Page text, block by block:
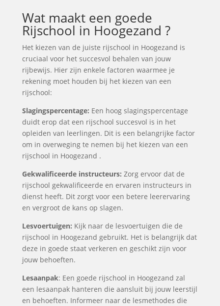
Wat maakt een goede
Rijschool in Hoogezand ?
Het kiezen van de juiste rijschool in Hoogezand is
cruciaal voor het succesvol behalen van jouw
rijbewijs. Hier zijn enkele factoren waarmee je
rekening moet houden bij het kiezen van een
rijschool:
Slagingspercentage: Een hoog slagingspercentage
duidt erop dat een rijschool succesvol is in het
opleiden van leerlingen. Dit is een belangrijke factor
om in overweging te nemen bij het kiezen van een
rijschool in Hoogezand .
Gekwalificeerde instructeurs: Zorg ervoor dat de
rijschool gekwalificeerde en ervaren instructeurs in
dienst heeft. Dit zorgt voor een betere leerervaring
en vergroot de kans op slagen.
Lesvoertuigen: Kijk naar de lesvoertuigen die de
rijschool in Hoogezand gebruikt. Het is belangrijk dat
deze in goede staat verkeren en geschikt zijn voor
jouw behoeften.
Lesaanpak: Een goede rijschool in Hoogezand zal
een lesaanpak hanteren die aansluit bij jouw leerstijl
en behoeften. Informeer naar de lesmethodes die